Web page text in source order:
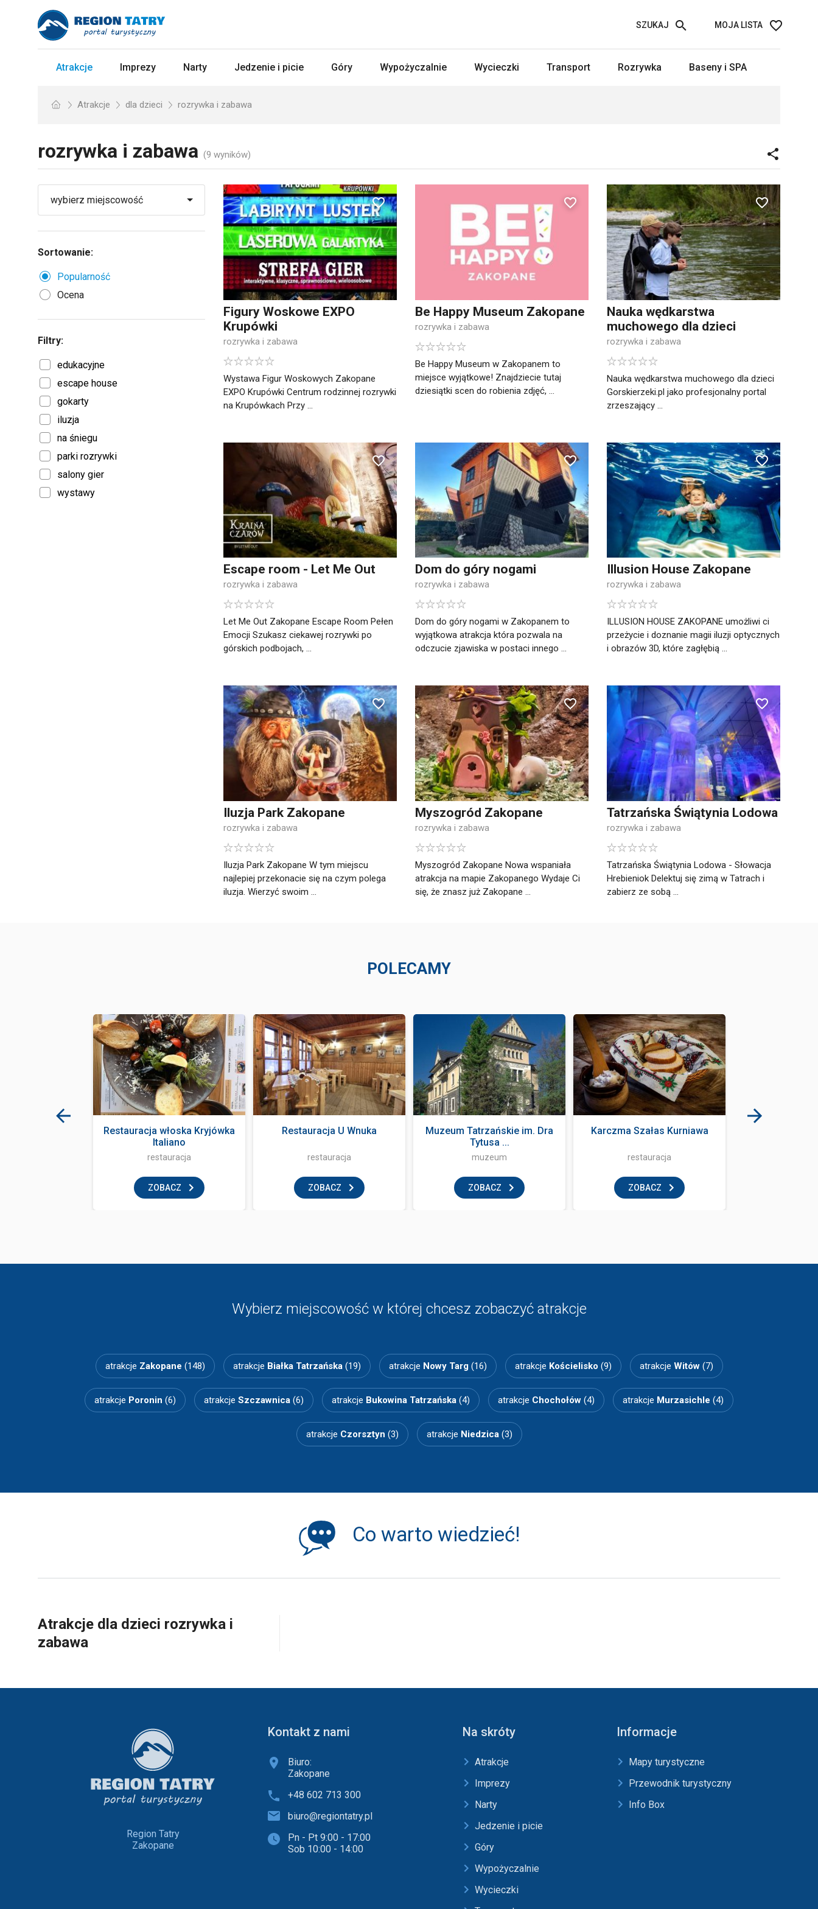
MOJA LISTA
SZUKAJ
Atrakcje Imprezy Narty Jedzenie i picie Góry Wypożyczalnie Wycieczki Transport Rozrywka Baseny i SPA
Atrakcje dla dzieci rozrywka i zabawa
rozrywka i zabawa (9 wyników)
Figury Woskowe EXPO
Krupówki
rozrywka i zabawa
Wystawa Figur Woskowych Zakopane
EXPO Krupówki Centrum rodzinnej rozrywki
na Krupówkach Przy ...
Be Happy Museum Zakopane
rozrywka i zabawa
Be Happy Museum w Zakopanem to
miejsce wyjątkowe! Znajdziecie tutaj
dziesiątki scen do robienia zdjęć, ...
Nauka wędkarstwa
muchowego dla dzieci
rozrywka i zabawa
Nauka wędkarstwa muchowego dla dzieci
Gorskierzeki.pl jako profesjonalny portal
zrzeszający ...
Escape room - Let Me Out
rozrywka i zabawa
Let Me Out Zakopane Escape Room Pełen
Emocji Szukasz ciekawej rozrywki po
górskich podbojach, ...
Dom do góry nogami
rozrywka i zabawa
Dom do góry nogami w Zakopanem to
wyjątkowa atrakcja która pozwala na
odczucie zjawiska w postaci innego ...
Illusion House Zakopane
rozrywka i zabawa
ILLUSION HOUSE ZAKOPANE umożliwi ci
przeżycie i doznanie magii iluzji optycznych
i obrazów 3D, które zagłębią ...
Iluzja Park Zakopane
rozrywka i zabawa
Iluzja Park Zakopane W tym miejscu
najlepiej przekonacie się na czym polega
iluzja. Wierzyć swoim ...
Myszogród Zakopane
rozrywka i zabawa
Myszogród Zakopane Nowa wspaniała
atrakcja na mapie Zakopanego Wydaje Ci
się, że znasz już Zakopane ...
Tatrzańska Świątynia Lodowa
rozrywka i zabawa
Tatrzańska Świątynia Lodowa - Słowacja
Hrebieniok Delektuj się zimą w Tatrach i
zabierz ze sobą ...
Sortowanie:
Popularność
Ocena
Filtry:
edukacyjne
escape house
gokarty
iluzja
na śniegu
parki rozrywki
salony gier
wystawy
POLECAMY
Restauracja włoska Kryjówka
Italiano
restauracja
ZOBACZ
Restauracja U Wnuka
restauracja
ZOBACZ
Muzeum Tatrzańskie im. Dra
Tytusa ...
muzeum
ZOBACZ
Karczma Szałas Kurniawa
restauracja
ZOBACZ
Wybierz miejscowość w której chcesz zobaczyć atrakcje
atrakcje Zakopane (148) atrakcje Białka Tatrzańska(19) atrakcje Nowy Targ(16) atrakcje Kościelisko (9) atrakcje Witów(7)
atrakcje Poronin (6) atrakcje Szczawnica (6) atrakcje Bukowina Tatrzańska (4) atrakcje Chochołów (4) atrakcje Murzasichle (4)
atrakcje Czorsztyn (3) atrakcje Niedzica(3)
Co warto wiedzieć!
Atrakcje dla dzieci rozrywka i
zabawa
Region Tatry
Zakopane
Kontakt z nami
Biuro:
Zakopane
+48 602 713 300
biuro@regiontatry.pl
Pn - Pt 9:00 - 17:00
Sob 10:00 - 14:00
Na skróty
Atrakcje
Imprezy
Narty
Jedzenie i picie
Góry
Wypożyczalnie
Wycieczki
Informacje
Mapy turystyczne
Przewodnik turystyczny
Info Box